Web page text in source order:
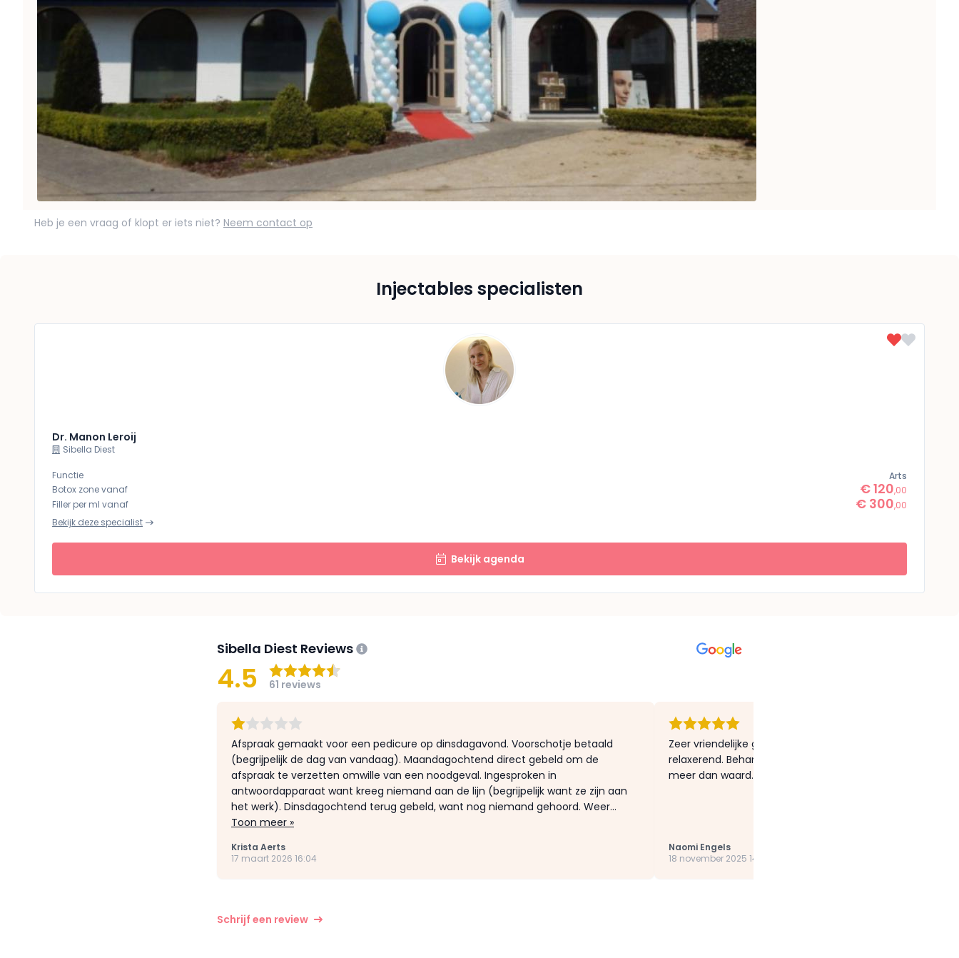
Heb je een vraag of klopt er iets niet? Neem contact op
Injectables specialisten
Dr. Manon Leroij
Sibella Diest
Functie
Arts
Botox zone vanaf
€ 120,00
Filler per ml vanaf
€ 300,00
Bekijk deze specialist
Bekijk agenda
Sibella Diest Reviews
4.5 61 reviews
Afspraak gemaakt voor een pedicure op dinsdagavond. Voorschotje betaald
(begrijpelijk de dag van vandaag). Maandagochtend direct gebeld om de
afspraak te verzetten omwille van een noodgeval. Ingesproken in
antwoordapparaat want kreeg niemand aan de lijn (begrijpelijk want ze zijn aan
het werk). Dinsdagochtend terug gebeld, want nog niemand gehoord. Weer...
Toon meer »
Krista Aerts
17 maart 2026 16:04
Zeer vriendelijke geholpen en goed huidadvies gekregen.
relaxerend. Behandelingen en producten zijn aan de
meer dan waard.
Naomi Engels
18 november 2025 14:02
Schrijf een review